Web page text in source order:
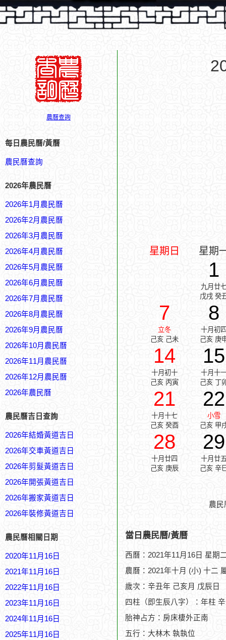
農曆查詢
每日農民曆/黃曆
農民曆查詢
2026年農民曆
2026年1月農民曆
2026年2月農民曆
2026年3月農民曆
2026年4月農民曆
2026年5月農民曆
2026年6月農民曆
2026年7月農民曆
2026年8月農民曆
2026年9月農民曆
2026年10月農民曆
2026年11月農民曆
2026年12月農民曆
2026年農民曆
農民曆吉日查詢
2026年結婚黃道吉日
2026年交車黃道吉日
2026年剪髮黃道吉日
2026年開張黃道吉日
2026年搬家黃道吉日
2026年裝修黃道吉日
農民曆相關日期
2020年11月16日
2021年11月16日
2022年11月16日
2023年11月16日
2024年11月16日
2025年11月16日
星期日 星期
1
九月廿
戊戌 癸
7
立冬
己亥 己未
8
十月初
己亥 庚
14
十月初十
己亥 丙寅
15
十月十
己亥 丁
21
十月十七
己亥 癸酉
22
小雪
己亥 甲
28
十月廿四
己亥 庚辰
29
十月廿
己亥 辛
農
當日農民曆/黃曆
西曆：2021年11月16日 星期
農曆：2021年十月 (小) 十二
歲次：辛丑年 己亥月 戊辰日
四柱（即生辰八字）：年柱
胎神占方：房床棲外正南
五行：大林木 執執位